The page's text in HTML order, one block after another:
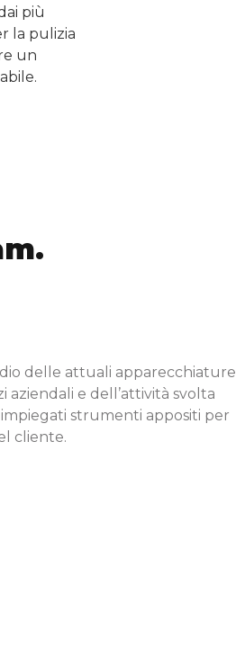
più
la pulizia
un
delle attuali apparecchiature
aziendali e dell’attività svolta
strumenti appositi per
cliente.